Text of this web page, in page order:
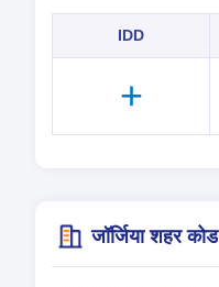
IDD
+
जॉर्जिया शहर कोड